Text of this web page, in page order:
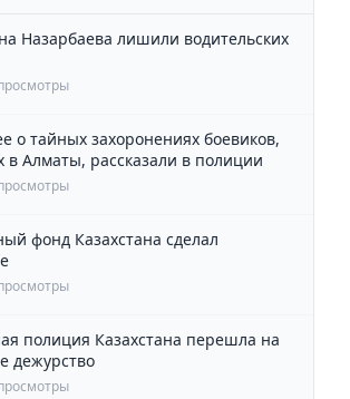
Назарбаева лишили водительских
о тайных захоронениях боевиков,
в Алматы, рассказали в полиции
фонд Казахстана сделал
полиция Казахстана перешла на
дежурство